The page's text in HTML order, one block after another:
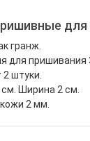
гранж.
для пришивания
штуки.
Ширина 2 см.
2 мм.